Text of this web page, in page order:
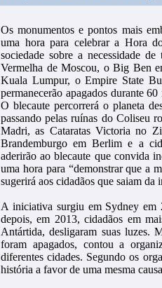
Os monumentos e pontos mais
uma hora para celebrar a Hora
sociedade sobre a necessidade
Vermelha de Moscou, o Big Ben
Kuala Lumpur, o Empire State
permanecerão apagados durante
O blecaute percorrerá o planeta
passando pelas ruínas do Coliseu
Madri, as Cataratas Victoria no
Brandemburgo em Berlim e a
aderirão ao blecaute que convida
uma hora para “demonstrar que a
sugerirá aos cidadãos que saiam da
A iniciativa surgiu em Sydney em
depois, em 2013, cidadãos em
Antártida, desligaram suas luzes.
foram apagados, contou a
diferentes cidades. Segundo os
história a favor de uma mesma